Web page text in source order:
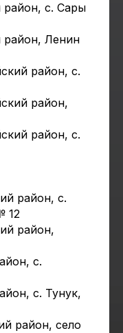
район, с. Сары
район, Ленин
район, с.
район,
район, с.
район, с.
12
район,
с.
с. Тунук,
район, село